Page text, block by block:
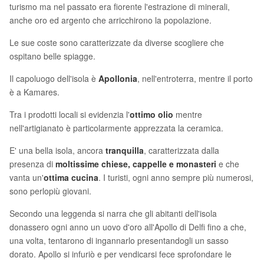
turismo ma nel passato era fiorente l'estrazione di minerali,
anche oro ed argento che arricchirono la popolazione.
Le sue coste sono caratterizzate da diverse scogliere che
ospitano belle spiagge.
Il capoluogo dell'isola è Apollonia, nell'entroterra, mentre il porto
è a Kamares.
Tra i prodotti locali si evidenzia l'ottimo olio mentre
nell'artigianato è particolarmente apprezzata la ceramica.
E' una bella isola, ancora tranquilla, caratterizzata dalla
presenza di moltissime chiese, cappelle e monasteri e che
vanta un'ottima cucina. I turisti, ogni anno sempre più numerosi,
sono perlopiù giovani.
Secondo una leggenda si narra che gli abitanti dell'isola
donassero ogni anno un uovo d'oro all'Apollo di Delfi fino a che,
una volta, tentarono di ingannarlo presentandogli un sasso
dorato. Apollo si infuriò e per vendicarsi fece sprofondare le